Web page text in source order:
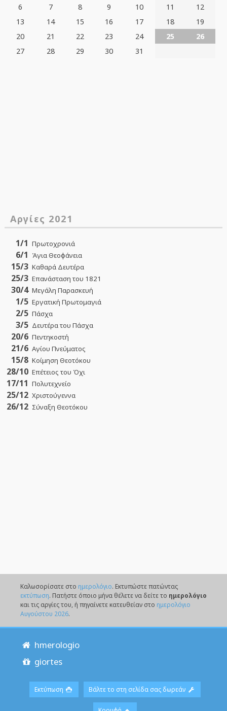
6
7 8 9 10 11
12
13
14 15 16 17 18
19
20
21 22 23 24 25
26
27
28 29 30 31
Αργίες 2021
1/1 Πρωτοχρονιά
6/1 Άγια Θεοφάνεια
15/3 Καθαρά Δευτέρα
25/3 Επανάσταση του 1821
30/4 Μεγάλη Παρασκευή
1/5 Εργατική Πρωτομαγιά
2/5 Πάσχα
3/5 Δευτέρα του Πάσχα
20/6 Πεντηκοστή
21/6 Αγίου Πνεύματος
15/8 Κοίμηση Θεοτόκου
28/10 Επέτειος του Όχι
17/11 Πολυτεχνείο
25/12 Χριστούγεννα
26/12 Σύναξη Θεοτόκου
Καλωσορίσατε στο ημερολόγιο. Eκτυπώστε πατώντας
εκτύπωση. Πατήστε όποιο μήνα θέλετε να δείτε το ημερολόγιο
και τις αργίες του, ή πηγαίνετε κατευθείαν στο ημερολόγιο
Αυγούστου 2026.
hmerologio
giortes
Εκτύπωση Βάλτε το στη σελίδα σας δωρεάν